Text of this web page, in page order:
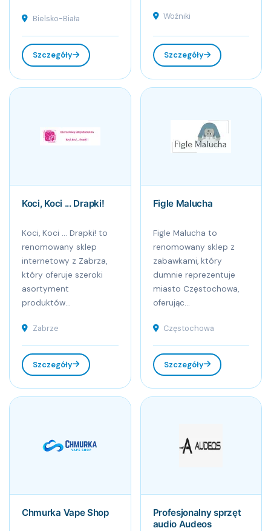
Bielsko-Biała
Szczegóły
Woźniki
Szczegóły
Koci, Koci ... Drapki!
Koci, Koci ... Drapki! to
renomowany sklep
internetowy z Zabrza,
który oferuje szeroki
asortyment
produktów...
Zabrze
Szczegóły
Figle Malucha
Figle Malucha to
renomowany sklep z
zabawkami, który
dumnie reprezentuje
miasto Częstochowa,
oferując...
Częstochowa
Szczegóły
Chmurka Vape Shop
Profesjonalny sprzęt
audio Audeos